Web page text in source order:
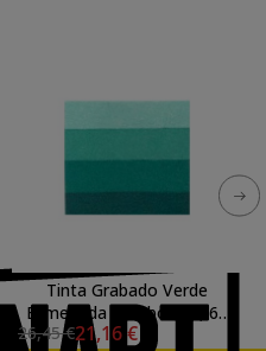
Tinta Grabado Verde
Esmeralda Charbonnel, 60
ml. S.4
26,45 €21,16 €